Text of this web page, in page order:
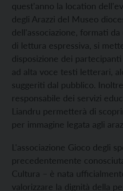
quest'anno la location
degli Arazzi del Museo
dell'associazione, formati
di lettura espressiva, si
disposizione dei
ad alta voce testi letterari,
suggeriti dal pubblico.
responsabile dei servizi
Liandru permetterà di
per immagine legata agli
L'associazione Gioco degli
precedentemente
Cultura – è nata
valorizzare la dignità della